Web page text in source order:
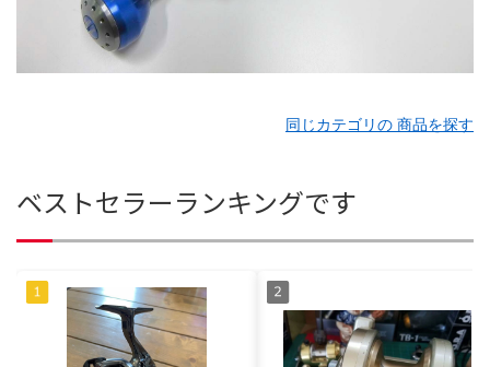
同じカテゴリの 商品を探す
ベストセラーランキングです